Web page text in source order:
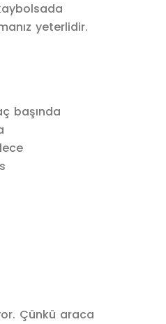
yeterlidir.
başında
Çünkü araca